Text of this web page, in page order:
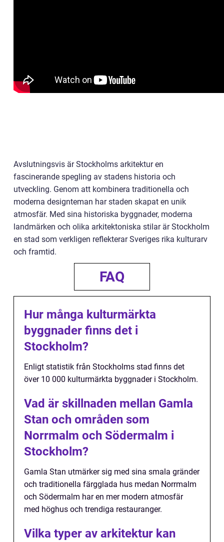
Avslutningsvis är Stockholms arkitektur en
fascinerande spegling av stadens historia och
utveckling. Genom att kombinera traditionella och
moderna designteman har staden skapat en unik
atmosfär. Med sina historiska byggnader, moderna
landmärken och olika arkitektoniska stilar är Stockholm
en stad som verkligen reflekterar Sveriges rika kulturarv
och framtid.
FAQ
Hur många kulturmärkta
byggnader finns det i
Stockholm?
Enligt statistik från Stockholms stad finns det
över 10 000 kulturmärkta byggnader i Stockholm.
Vad är skillnaden mellan Gamla
Stan och områden som
Norrmalm och Södermalm i
Stockholm?
Gamla Stan utmärker sig med sina smala gränder
och traditionella färgglada hus medan Norrmalm
och Södermalm har en mer modern atmosfär
med höghus och trendiga restauranger.
Vilka typer av arkitektur kan